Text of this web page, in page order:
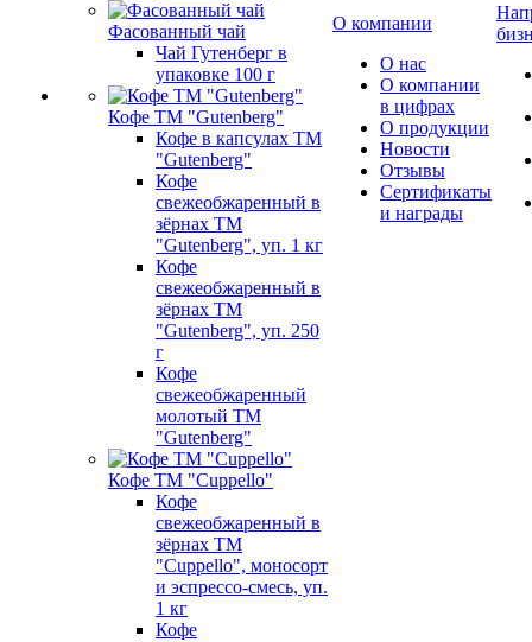
Фасованный чай
Чай Гутенберг в
упаковке 100 г
Кофе ТМ "Gutenberg"
Кофе в капсулах ТМ
"Gutenberg"
Кофе
свежеобжаренный в
зёрнах ТМ
"Gutenberg", уп. 1 кг
Кофе
свежеобжаренный в
зёрнах ТМ
"Gutenberg", уп. 250
г
Кофе
свежеобжаренный
молотый ТМ
"Gutenberg"
Кофе ТМ "Cuppello"
Кофе
свежеобжаренный в
зёрнах ТМ
"Cuppello", моносорт
и эспрессо-смесь, уп.
1 кг
Кофе
О компании
О нас
О компании
в цифрах
О продукции
Новости
Отзывы
Сертификаты
и награды